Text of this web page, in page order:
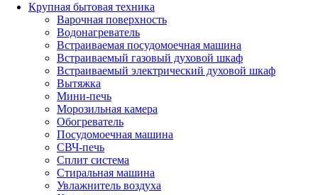
Крупная бытовая техника
Варочная поверхность
Водонагреватель
Встраиваемая посудомоечная машина
Встраиваемый газовый духовой шкаф
Встраиваемый электрический духовой шкаф
Вытяжка
Мини-печь
Морозильная камера
Обогреватель
Посудомоечная машина
СВЧ-печь
Сплит система
Стиральная машина
Увлажнитель воздуха